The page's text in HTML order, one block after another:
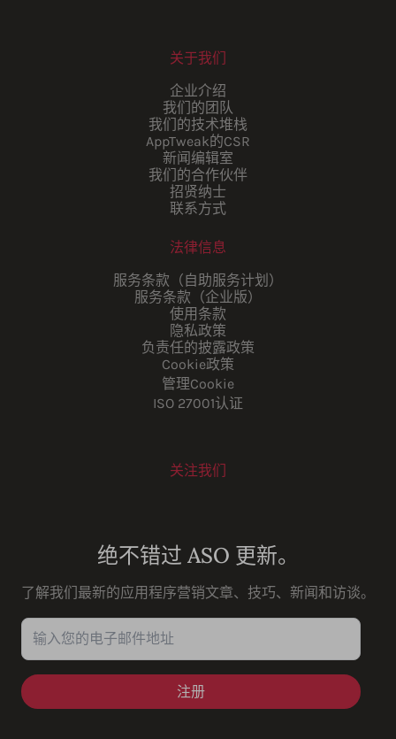
关于我们
企业介绍
我们的团队
我们的技术堆栈
AppTweak的CSR
新闻编辑室
我们的合作伙伴
招贤纳士
联系方式
法律信息
服务条款（自助服务计划）
服务条款（企业版）
使用条款
隐私政策
负责任的披露政策
Cookie政策
管理Cookie
ISO 27001认证
关注我们
绝不错过 ASO 更新。
了解我们最新的应用程序营销文章、技巧、新闻和访谈。
输入您的电子邮件地址